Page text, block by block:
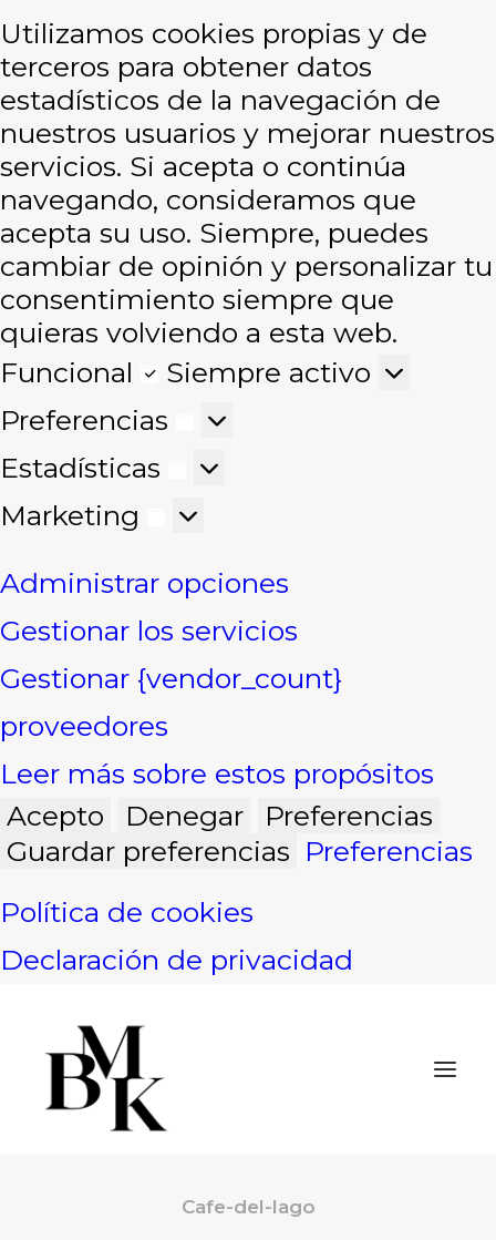
Utilizamos cookies propias y de
terceros para obtener datos
estadísticos de la navegación de
nuestros usuarios y mejorar nuestros
servicios. Si acepta o continúa
navegando, consideramos que
acepta su uso. Siempre, puedes
cambiar de opinión y personalizar tu
consentimiento siempre que
quieras volviendo a esta web.
Funcional
Funcional
Siempre activo
Preferencias
Preferencias
Estadísticas
Estadísticas
Marketing
Marketing
Administrar opciones
Gestionar los servicios
Gestionar {vendor_count}
proveedores
Leer más sobre estos propósitos
Acepto
Denegar
Preferencias
Guardar preferencias Preferencias
Política de cookies
Declaración de privacidad
Cafe-del-lago